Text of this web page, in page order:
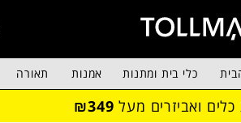
כלי בית ומתנות אמנות תאורה
ואביזרים מעל ₪349